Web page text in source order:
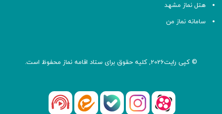
هتل نماز مشهد
سامانه نماز من
© کپی رایت2026, کلیه حقوق برای ستاد اقامه نماز محفوظ است.
آپارات اینستاگرام
بله ایتا